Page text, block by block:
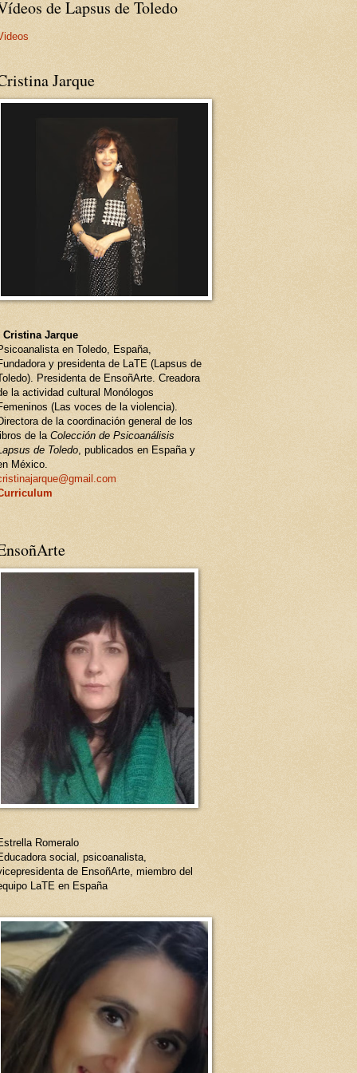
de Lapsus de Toledo
Jarque
Cristina Jarque
en Toledo, España,
y presidenta de LaTE (Lapsus de
Presidenta de EnsoñArte. Creadora
la actividad cultural Monólogos
(Las voces de la violencia).
de la coordinación general de los
de la Colección de Psicoanálisis
de Toledo, publicados en España y
México.
Romeralo
social, psicoanalista,
de EnsoñArte, miembro del
LaTE en España